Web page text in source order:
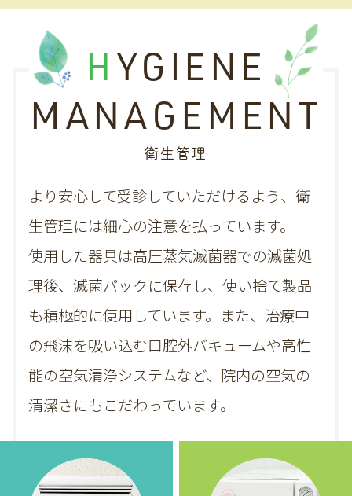
HYGIENE
MANAGEMENT
衛生管理
より安心して受診していただけるよう、衛
生管理には細心の注意を払っています。
使用した器具は高圧蒸気滅菌器での滅菌処
理後、滅菌パックに保存し、 使い捨て製品
も積極的に使用しています。また、治療中
の飛沫を吸い込む口腔外バキュームや高性
能の空気清浄システムなど、院内の空気の
清潔さにもこだわっています。